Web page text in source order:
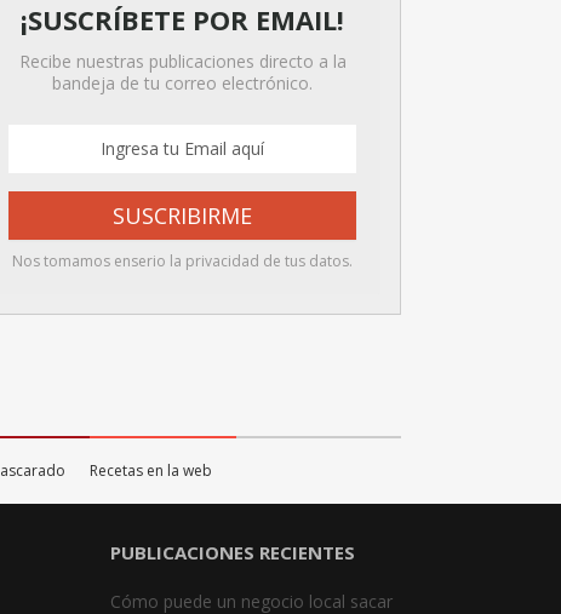
¡SUSCRÍBETE POR EMAIL!
Recibe nuestras publicaciones directo a la
bandeja de tu correo electrónico.
Nos tomamos enserio la privacidad de tus datos.
Recetas en la web
PUBLICACIONES RECIENTES
Cómo puede un negocio local sacar